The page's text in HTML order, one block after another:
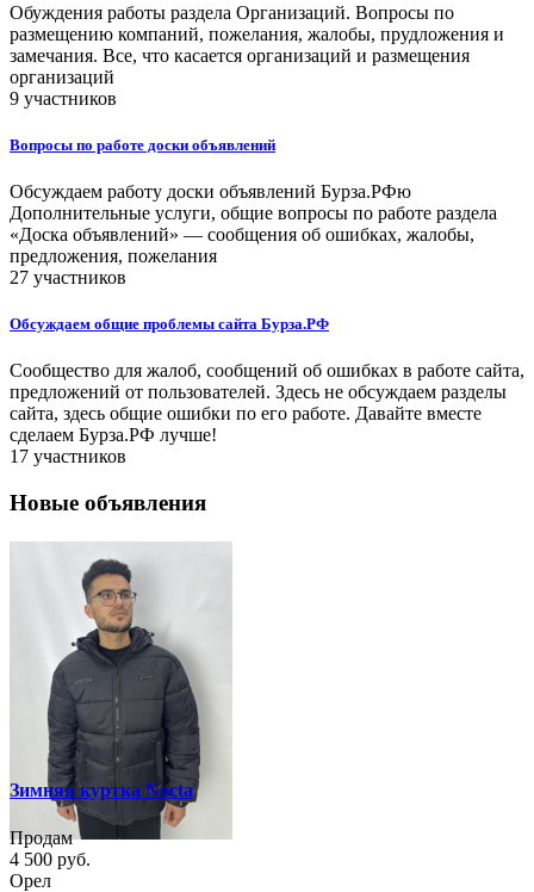
Обуждения работы раздела Организаций. Вопросы по
размещению компаний, пожелания, жалобы, прудложения и
замечания. Все, что касается организаций и размещения
организаций
9 участников
Вопросы по работе доски объявлений
Обсуждаем работу доски объявлений Бурза.РФю
Дополнительные услуги, общие вопросы по работе раздела
«Доска объявлений» — сообщения об ошибках, жалобы,
предложения, пожелания
27 участников
Обсуждаем общие проблемы сайта Бурза.РФ
Сообщество для жалоб, сообщений об ошибках в работе сайта,
предложений от пользователей. Здесь не обсуждаем разделы
сайта, здесь общие ошибки по его работе. Давайте вместе
сделаем Бурза.РФ лучше!
17 участников
Новые объявления
Зимняя куртка Nocta
Продам
4 500 руб.
Орел